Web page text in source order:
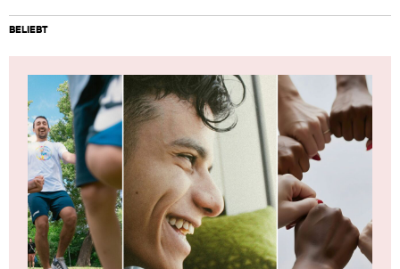
BELIEBT